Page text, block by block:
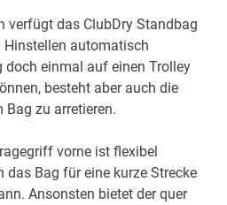
verfügt das ClubDry Standbag
Hinstellen automatisch
doch einmal auf einen Trolley
besteht aber auch die
zu arretieren.
vorne ist flexibel
das Bag für eine kurze Strecke
Ansonsten bietet der quer